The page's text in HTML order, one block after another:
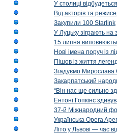
У столиці
Від акторів та
Закупили 100 Starlink
У Луцьку зіграють на
15 липня
Нові імена поруч із
Пішов із життя
Згадуємо Мирослава
Закарпатський
“Він нас ще сильно
Ентоні Гопкінс
37-й Міжнародний
Українська Opera
Літо у Львові — час